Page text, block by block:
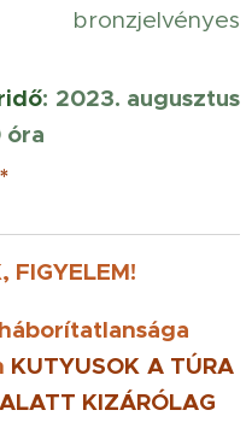
: 2023. augusztus
óra
*
FIGYELEM!
KUTYUSOK A TÚRA
KIZÁRÓLAG